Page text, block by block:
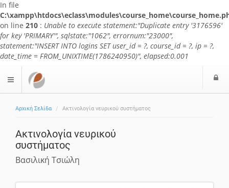
In file
on line 210 : Unable to execute statement:"Duplicate entry '3176596'
for key 'PRIMARY'", sqlstate:"1062", errornum:"23000",
statement:"INSERT INTO logins SET user_id = ?, course_id = ?, ip = ?,
date_time = FROM_UNIXTIME(1786240950)", elapsed:0.001
$langMenu
Αρχική Σελίδα Ακτινολογία νευρικού συστήματος
Ακτινολογία νευρικού
συστήματος
Βασιλική Τσιώλη